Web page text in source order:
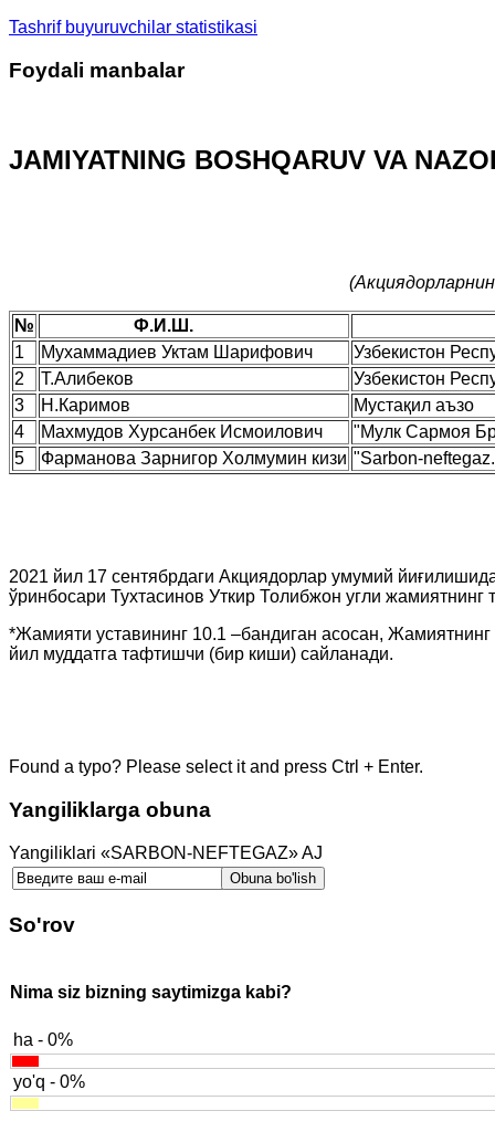
Tashrif buyuruvchilar statistikasi
Foydali manbalar
JAMIYATNING BOSHQARUV VA
(Акциядорларнинг 2021 йил 17
№ Ф.И.Ш.
1
Мухаммадиев Уктам Шарифович
Узбекистон
2
Т.Алибеков
Узбекистон
3
Н.Каримов
Мустақил аъзо
4
Махмудов Хурсанбек Исмоилович
"Мулк Сармоя
5
Фарманова Зарнигор Холмумин кизи "Sarbon-
2021 йил 17 сентябрдаги Акциядорлар умумий
ўринбосари Тухтасинов Уткир Толибжон угли
*Жамияти уставининг 10.1 –бандиган асосан,
йил муддатга тафтишчи (бир киши) сайланади.
Found a typo? Please select it and press Ctrl + Enter.
Yangiliklarga obuna
Yangiliklari «SARBON-NEFTEGAZ» AJ
So'rov
Nima siz bizning saytimizga kabi?
ha - 0%
yo'q - 0%